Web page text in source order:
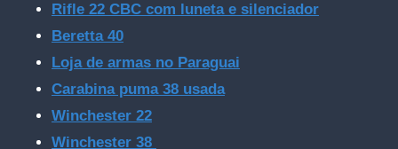
Rifle 22 CBC com luneta e silenciador
Beretta 40
Loja de armas no Paraguai
Carabina puma 38 usada
Winchester 22
Winchester 38